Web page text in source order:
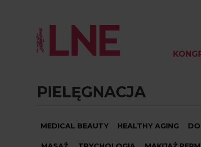
PIELĘGNACJA
MEDICAL BEAUTY HEALTHY AGING